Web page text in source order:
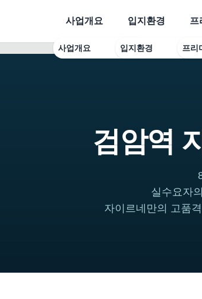
사업개요
사업개요
입지환경
입지환경
프
프리
검암역
실수요자
자이르네만의 고품